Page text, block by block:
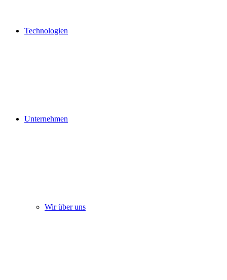
Technologien
Unternehmen
Wir über uns